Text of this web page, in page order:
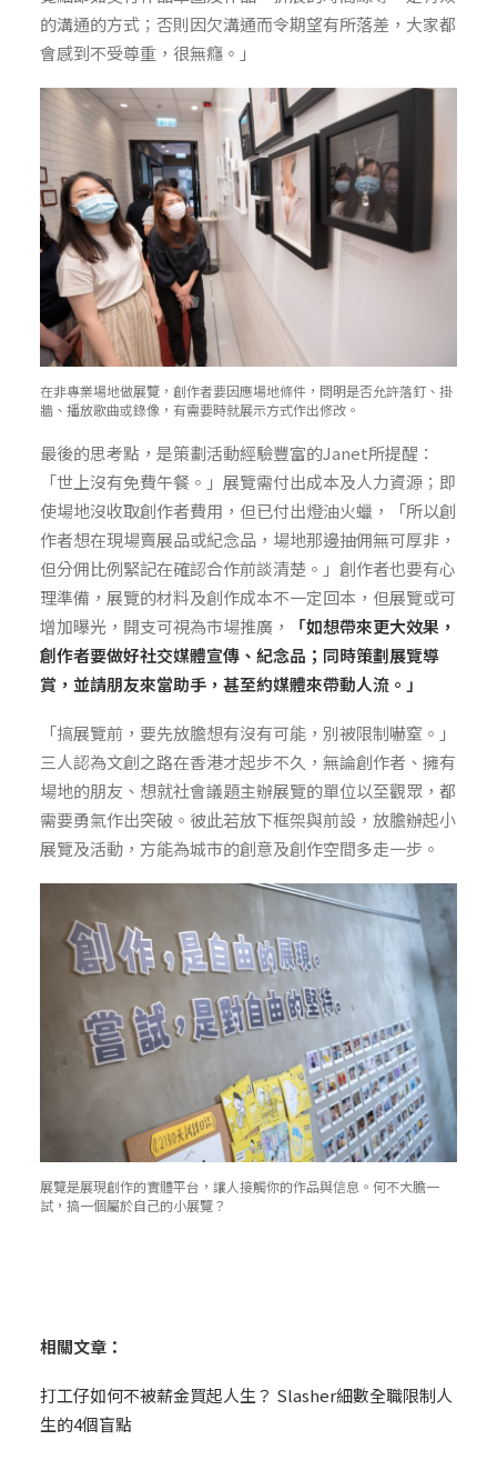
的溝通的方式；否則因欠溝通而令期望有所落差，大家都
會感到不受尊重，很無癮。」
在非專業場地做展覽，創作者要因應場地條件，問明是否允許落釘、掛
牆、播放歌曲或錄像，有需要時就展示方式作出修改。
最後的思考點，是策劃活動經驗豐富的Janet所提醒：
「世上沒有免費午餐。」展覽需付出成本及人力資源；即
使場地沒收取創作者費用，但已付出燈油火蠟，「所以創
作者想在現場賣展品或紀念品，場地那邊抽佣無可厚非，
但分佣比例緊記在確認合作前談清楚。」創作者也要有心
理準備，展覽的材料及創作成本不一定回本，但展覽或可
增加曝光，開支可視為市場推廣，
「如想帶來更大效果，
創作者要做好社交媒體宣傳、紀念品；同時策劃展覽導
賞，並請朋友來當助手，甚至約媒體來帶動人流。」
「搞展覽前，要先放膽想有沒有可能，別被限制嚇窒。」
三人認為文創之路在香港才起步不久，無論創作者、擁有
場地的朋友、想就社會議題主辦展覽的單位以至觀眾，都
需要勇氣作出突破。彼此若放下框架與前設，放膽辦起小
展覽及活動，方能為城市的創意及創作空間多走一步。
展覽是展現創作的實體平台，讓人接觸你的作品與信息。何不大膽一
試，搞一個屬於自己的小展覽？
相關文章：
打工仔如何不被薪金買起人生？ Slasher細數全職限制人
生的4個盲點